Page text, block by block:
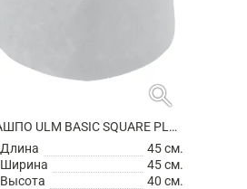
search
КАШПО ULM BASIC SQUARE PLANTER
Длина
45 см.
Ширина
45 см.
Высота
40 см.